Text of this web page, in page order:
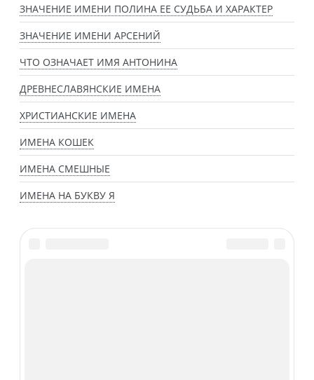
ЗНАЧЕНИЕ ИМЕНИ ПОЛИНА ЕЕ СУДЬБА И ХАРАКТЕР
ЗНАЧЕНИЕ ИМЕНИ АРСЕНИЙ
ЧТО ОЗНАЧАЕТ ИМЯ АНТОНИНА
ДРЕВНЕСЛАВЯНСКИЕ ИМЕНА
ХРИСТИАНСКИЕ ИМЕНА
ИМЕНА КОШЕК
ИМЕНА СМЕШНЫЕ
ИМЕНА НА БУКВУ Я